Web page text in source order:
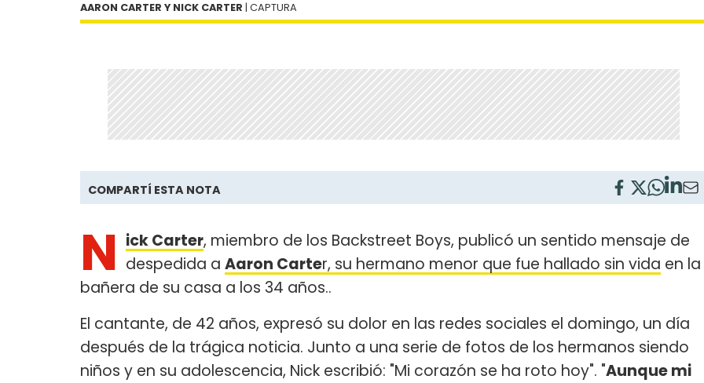
AARON CARTER Y NICK CARTER | CAPTURA
COMPARTÍ ESTA NOTA
N ick Carter, miembro de los Backstreet Boys, publicó un sentido mensaje de
despedida a Aaron Carter, su hermano menor que fue hallado sin vida en la
bañera de su casa a los 34 años..
El cantante, de 42 años, expresó su dolor en las redes sociales el domingo, un día
después de la trágica noticia. Junto a una serie de fotos de los hermanos siendo
niños y en su adolescencia, Nick escribió: "Mi corazón se ha roto hoy". "Aunque mi